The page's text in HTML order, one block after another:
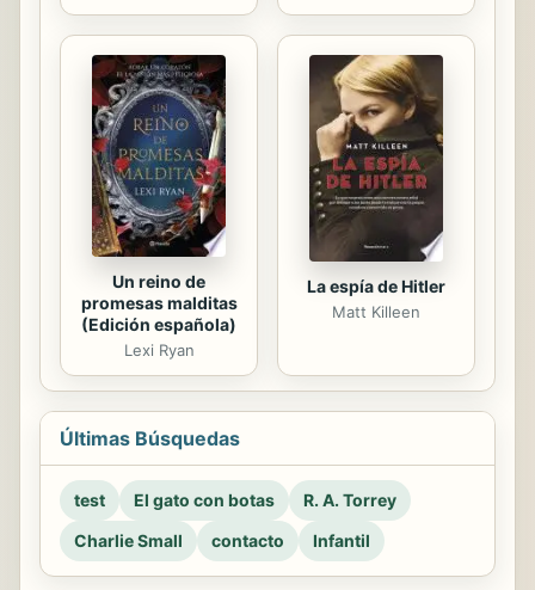
Un reino de
promesas malditas
(Edición española)
Lexi Ryan
La espía de Hitler
Matt Killeen
Últimas Búsquedas
test El gato con botas
R. A. Torrey
Charlie Small
contacto Infantil